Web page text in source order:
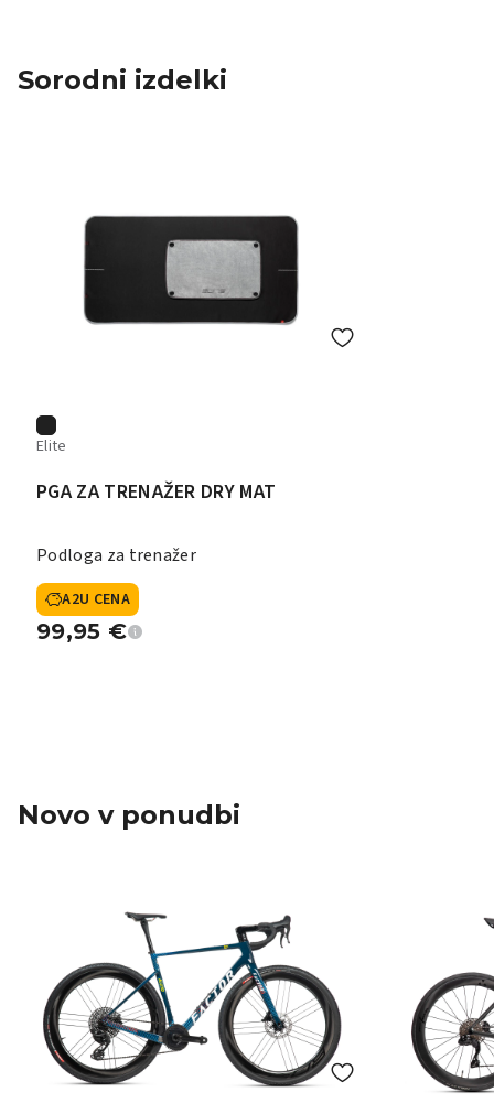
Sorodni izdelki
Elite
PGA ZA TRENAŽER DRY MAT
Podloga za trenažer
A2U CENA
99,95 €
Novo v ponudbi